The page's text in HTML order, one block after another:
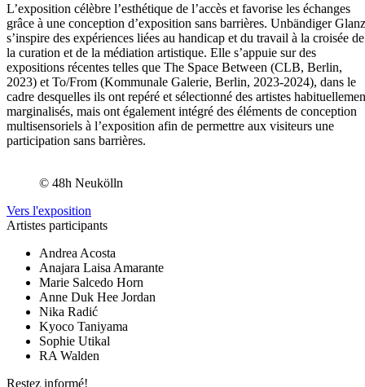
L’exposition célèbre l’esthétique de l’accès et favorise les échanges
grâce à une conception d’exposition sans barrières. Unbändiger Glanz
s’inspire des expériences liées au handicap et du travail à la croisée de
la curation et de la médiation artistique. Elle s’appuie sur des
expositions récentes telles que The Space Between (CLB, Berlin,
2023) et To/From (Kommunale Galerie, Berlin, 2023-2024), dans le
cadre desquelles ils ont repéré et sélectionné des artistes
marginalisés, mais ont également intégré des éléments de conception
multisensoriels à l’exposition afin de permettre aux visiteurs une
participation sans barrières.
© 48h Neukölln
Vers l'exposition
Artistes participants
Andrea Acosta
Anajara Laisa Amarante
Marie Salcedo Horn
Anne Duk Hee Jordan
Nika Radić
Kyoco Taniyama
Sophie Utikal
RA Walden
Restez informé!